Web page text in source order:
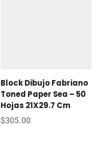
Block Dibujo Fabriano
Toned Paper Sea – 50
Hojas 21X29.7 Cm
$305.00